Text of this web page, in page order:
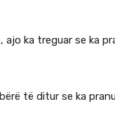
ajo ka treguar se ka
të ditur se ka